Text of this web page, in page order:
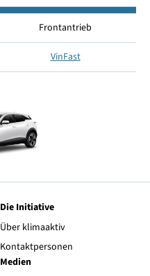
Frontantrieb
VinFast
Die Initiative
Über klimaaktiv
Kontaktpersonen
Medien